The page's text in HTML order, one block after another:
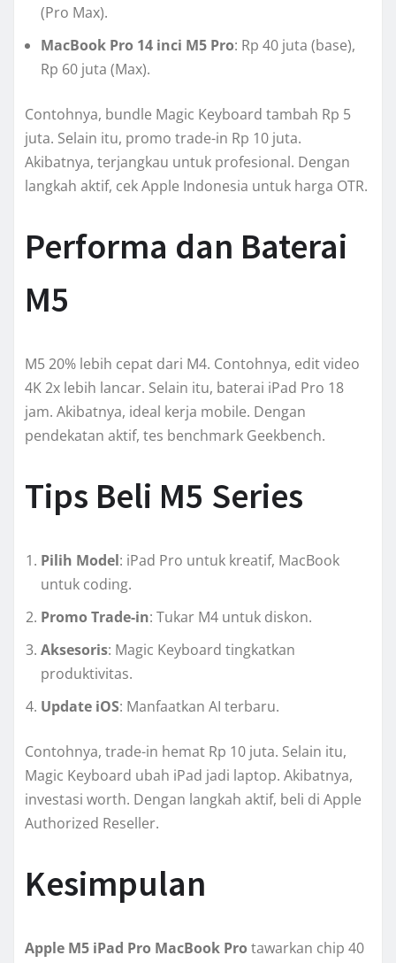
(Pro Max).
MacBook Pro 14 inci M5 Pro: Rp 40 juta (base),
Rp 60 juta (Max).
Contohnya, bundle Magic Keyboard tambah Rp 5
juta. Selain itu, promo trade-in Rp 10 juta.
Akibatnya, terjangkau untuk profesional. Dengan
langkah aktif, cek Apple Indonesia untuk harga OTR.
Performa dan Baterai
M5
M5 20% lebih cepat dari M4. Contohnya, edit video
4K 2x lebih lancar. Selain itu, baterai iPad Pro 18
jam. Akibatnya, ideal kerja mobile. Dengan
pendekatan aktif, tes benchmark Geekbench.
Tips Beli M5 Series
Pilih Model: iPad Pro untuk kreatif, MacBook
untuk coding.
Promo Trade-in: Tukar M4 untuk diskon.
Aksesoris: Magic Keyboard tingkatkan
produktivitas.
Update iOS: Manfaatkan AI terbaru.
Contohnya, trade-in hemat Rp 10 juta. Selain itu,
Magic Keyboard ubah iPad jadi laptop. Akibatnya,
investasi worth. Dengan langkah aktif, beli di Apple
Authorized Reseller.
Kesimpulan
Apple M5 iPad Pro MacBook Pro tawarkan chip 40